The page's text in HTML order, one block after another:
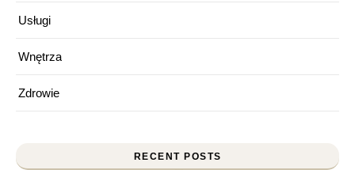
Usługi
Wnętrza
Zdrowie
RECENT POSTS